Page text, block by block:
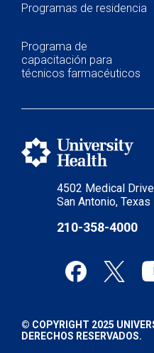
4502 Medical Drive
San Antonio,
210-358-4000
Programas de residencia
Programa de
capacitación para
técnicos farmacéuticos
© COPYRIGHT 2025
DERECHOS RESERVADOS.